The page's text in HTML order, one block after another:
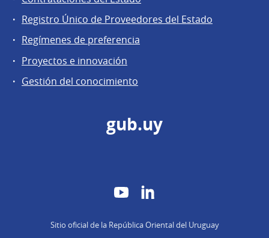
Registro Único de Proveedores del Estado
Regímenes de preferencia
Proyectos e innovación
Gestión del conocimiento
gub.uy
YouTube
Sitio oficial de la República Oriental del Uruguay